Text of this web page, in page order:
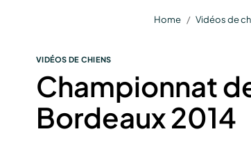
Home Vidéos de
VIDÉOS DE CHIENS
Championnat
Bordeaux 2014